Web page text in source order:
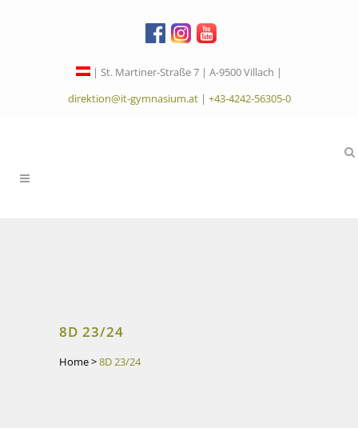
| St. Martiner-Straße 7 | A-9500 Villach |
direktion@it-gymnasium.at| +43-4242-56305-0
8D 23/24
Home>8D 23/24